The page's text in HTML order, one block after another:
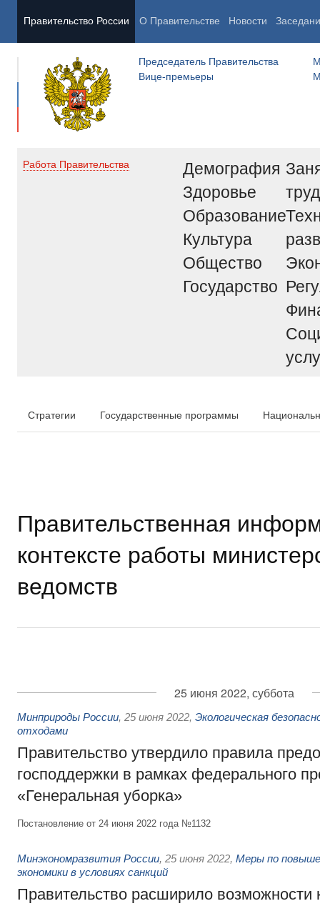
Правительство России О Правительстве Новости
Председатель Правительства
Вице-премьеры
Работа Правительства
Демография
Здоровье
Образование
Культура
Общество
Государство
труд
Стратегии Государственные программы
Правительственная
контексте работы
ведомств
25 июня 2022, суббота
Минприроды России, 25 июня 2022, Экологическая
отходами
Правительство утвердило правила
господдержки в рамках федерального
«Генеральная уборка»
Постановление от 24 июня 2022 года №1132
Минэкономразвития России, 25 июня 2022, Меры по
экономики в условиях санкций
Правительство расширило возможности